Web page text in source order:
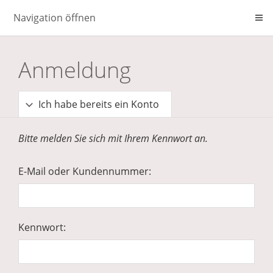
Navigation öffnen
Anmeldung
Ich habe bereits ein Konto
Bitte melden Sie sich mit Ihrem Kennwort an.
E-Mail oder Kundennummer:
Kennwort: